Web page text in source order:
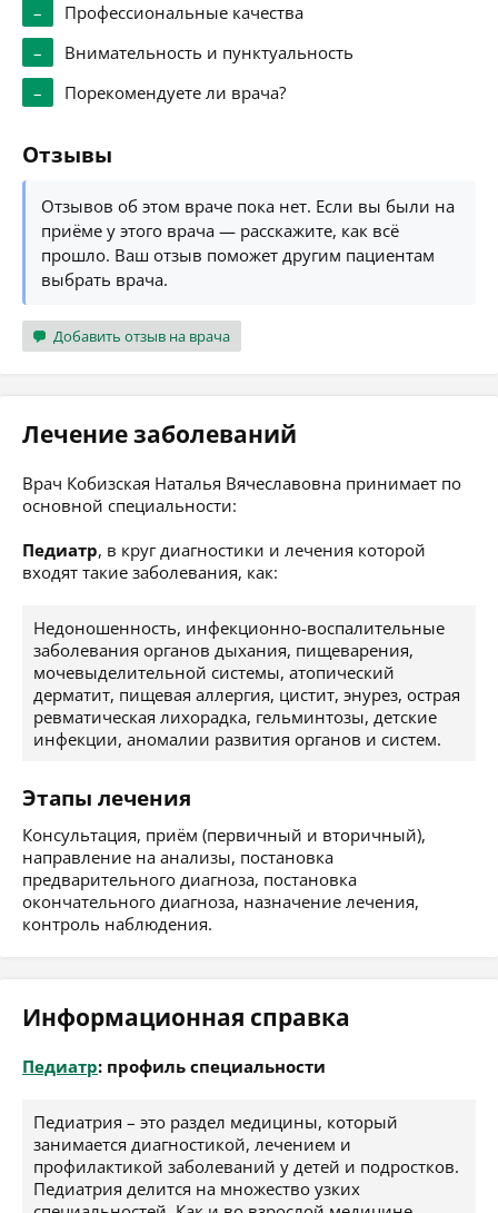
–
Профессиональные качества
–
Внимательность и пунктуальность
–
Порекомендуете ли врача?
Отзывы
Отзывов об этом враче пока нет. Если вы были на
приёме у этого врача — расскажите, как всё
прошло. Ваш отзыв поможет другим пациентам
выбрать врача.
Добавить отзыв на врача
Лечение заболеваний
Врач Кобизская Наталья Вячеславовна принимает по
основной специальности:
Педиатр, в круг диагностики и лечения которой
входят такие заболевания, как:
Недоношенность, инфекционно-воспалительные
заболевания органов дыхания, пищеварения,
мочевыделительной системы, атопический
дерматит, пищевая аллергия, цистит, энурез, острая
ревматическая лихорадка, гельминтозы, детские
инфекции, аномалии развития органов и систем.
Этапы лечения
Консультация, приём (первичный и вторичный),
направление на анализы, постановка
предварительного диагноза, постановка
окончательного диагноза, назначение лечения,
контроль наблюдения.
Информационная справка
Педиатр: профиль специальности
Педиатрия – это раздел медицины, который
занимается диагностикой, лечением и
профилактикой заболеваний у детей и подростков.
Педиатрия делится на множество узких